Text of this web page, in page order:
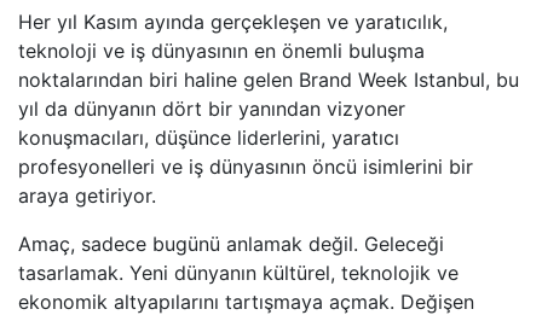
Her yıl Kasım ayında gerçekleşen ve yaratıcılık,
teknoloji ve iş dünyasının en önemli buluşma
noktalarından biri haline gelen Brand Week Istanbul, bu
yıl da dünyanın dört bir yanından vizyoner
konuşmacıları, düşünce liderlerini, yaratıcı
profesyonelleri ve iş dünyasının öncü isimlerini bir
araya getiriyor.
Amaç, sadece bugünü anlamak değil. Geleceği
tasarlamak. Yeni dünyanın kültürel, teknolojik ve
ekonomik altyapılarını tartışmaya açmak. Değişen